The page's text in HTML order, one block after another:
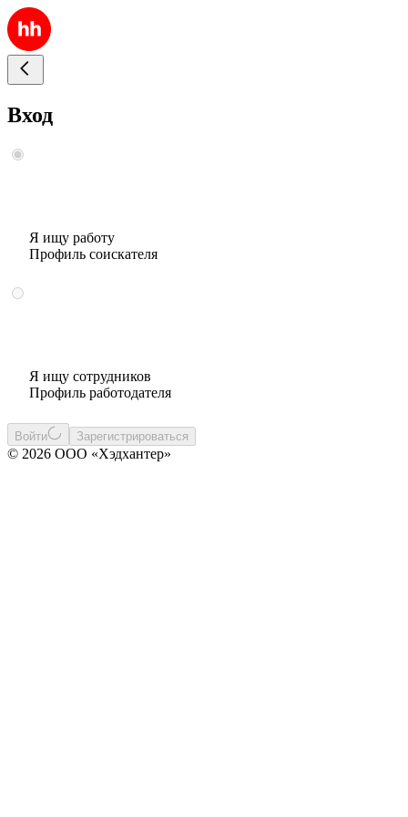
Вход
Я ищу работу
Профиль соискателя
Я ищу сотрудников
Профиль работодателя
Войти Зарегистрироваться
© 2026 ООО «Хэдхантер»